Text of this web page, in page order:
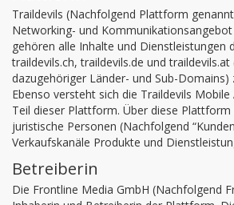
Traildevils (Nachfolgend Plattform
Networking- und
gehören alle Inhalte und Dienstleistungen
traildevils.ch, traildevils.de und traildevils.at
dazugehöriger Länder- und Sub-Domains)
Ebenso versteht sich die Traildevils Mobile
Teil dieser Plattform. Über diese
juristische Personen (Nachfolgend
Verkaufskanäle Produkte und
Betreiberin
Die Frontline Media GmbH (Nachfolgend